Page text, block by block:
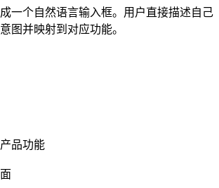
一个自然语言输入框。用户直接描述自己
图并映射到对应功能。
品功能